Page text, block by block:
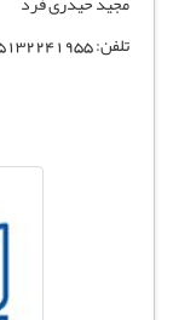
تلفن: 05132241955